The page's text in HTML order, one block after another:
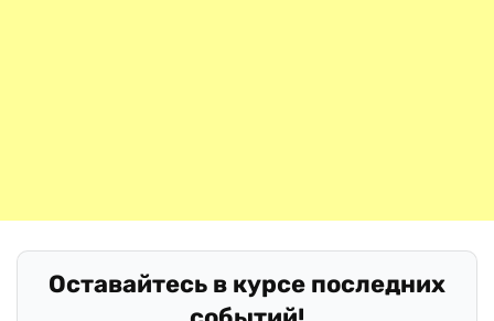
Оставайтесь в курсе последних